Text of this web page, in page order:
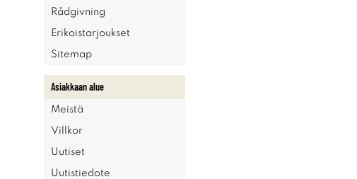
Rådgivning
Erikoistarjoukset
Sitemap
Asiakkaan alue
Meistä
Villkor
Uutiset
Uutistiedote